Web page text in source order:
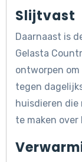
Slijtvast
Daarnaast is
Gelasta
ontworpen
tegen
huisdieren
te maken